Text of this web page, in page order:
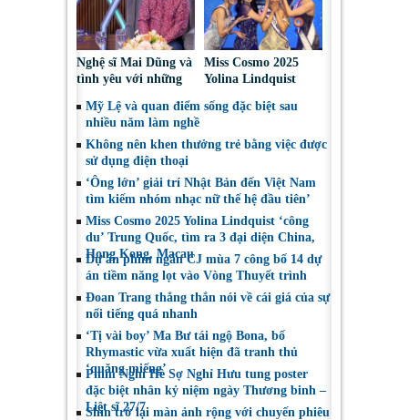
Nghệ sĩ Mai Dũng và
tình yêu với những
Miss Cosmo 2025
Yolina Lindquist
đại diện mới tranh
Mỹ Lệ và quan điểm sống đặc biệt sau
nhiều năm làm nghề
Không nên khen thưởng trẻ bằng việc được
sử dụng điện thoại
‘Ông lớn’ giải trí Nhật Bản đến Việt Nam
tìm kiếm nhóm nhạc nữ thế hệ đầu tiên’
Miss Cosmo 2025 Yolina Lindquist ‘công
du’ Trung Quốc, tìm ra 3 đại diện China,
Hong Kong, Macau
Dự án phim ngắn CJ mùa 7 công bố 14 dự
án tiềm năng lọt vào Vòng Thuyết trình
Đoan Trang thẳng thắn nói về cái giá của sự
nổi tiếng quá nhanh
‘Tị vài boy’ Ma Bư tái ngộ Bona, bố
Rhymastic vừa xuất hiện đã tranh thủ
‘quăng miếng’
Phim Nghỉ Hè Sợ Nghỉ Hưu tung poster
đặc biệt nhân kỷ niệm ngày Thương binh –
Liệt sĩ 27/7
Shin trở lại màn ảnh rộng với chuyến phiêu